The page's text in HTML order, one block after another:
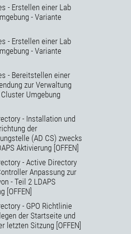
- Erstellen einer Lab
- Variante
- Erstellen einer Lab
- Variante
- Bereitstellen einer
zur Verwaltung
Umgebung
- Installation und
der
(AD CS) zwecks
Aktivierung [OFFEN]
- Active Directory
Anpassung zur
- Teil 2 LDAPS
[OFFEN]
- GPO Richtlinie
der Startseite und
letzten Sitzung [OFFEN]